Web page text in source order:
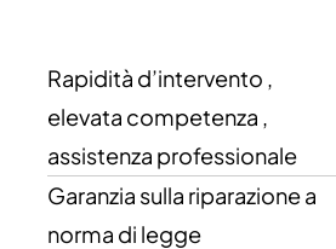
Rapidità d’intervento ,
elevata competenza ,
assistenza professionale
Garanzia sulla riparazione a
norma di legge